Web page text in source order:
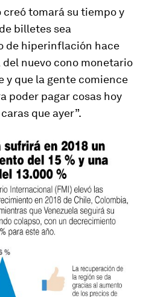
tomará su tiempo y
billetes sea
de hiperinflación hace
nuevo cono monetario
y que la gente comience
poder pagar cosas hoy
que ayer”.